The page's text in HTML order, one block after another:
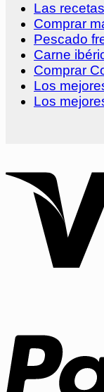
Las
Comprar
Pescado
Carne
Comprar
Los
Los